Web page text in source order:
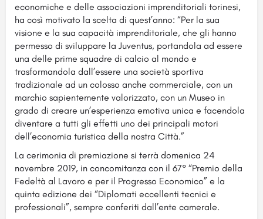
economiche e delle associazioni imprenditoriali torinesi,
ha così motivato la scelta di quest’anno: “Per la sua
visione e la sua capacità imprenditoriale, che gli hanno
permesso di sviluppare la Juventus, portandola ad essere
una delle prime squadre di calcio al mondo e
trasformandola dall’essere una società sportiva
tradizionale ad un colosso anche commerciale, con un
marchio sapientemente valorizzato, con un Museo in
grado di creare un’esperienza emotiva unica e facendola
diventare a tutti gli effetti uno dei principali motori
dell’economia turistica della nostra Città.”
La cerimonia di premiazione si terrà domenica 24
novembre 2019, in concomitanza con il 67° “Premio della
Fedeltà al Lavoro e per il Progresso Economico” e la
quinta edizione dei “Diplomati eccellenti tecnici e
professionali”, sempre conferiti dall’ente camerale.